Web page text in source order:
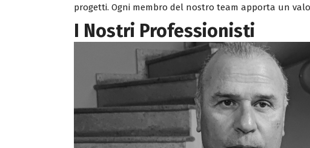
progetti. Ogni membro del nostro team apporta un
I Nostri Professionisti